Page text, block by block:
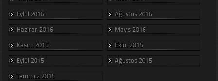
Eylül 2016
Ağustos 2016
Haziran 2016
Mayıs 2016
Kasım 2015
Ekim 2015
Eylül 2015
Ağustos 2015
Temmuz 2015